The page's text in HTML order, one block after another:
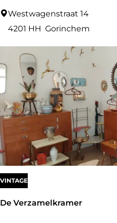
WWestwagenstraat 14
4201 HH Gorinchem
De Verzamelkramer
VINTAGE